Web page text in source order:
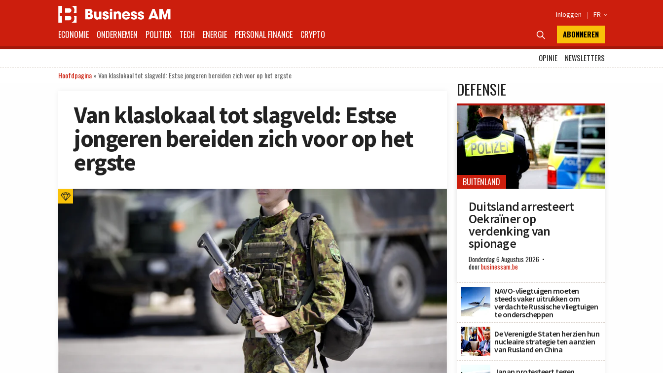
Inloggen | FR 
ECONOMIE ONDERNEMEN POLITIEK TECH ENERGIE PERSONAL FINANCE CRYPTO  ABONNEREN
OPINIE
NEWSLETTERS
Hoofdpagina»Van klaslokaal tot slagveld: Estse jongeren bereiden zich voor op het ergste
Van klaslokaal tot slagveld: Estse
jongeren bereiden zich voor op het
ergste
DEFENSIE
BUITENLAND
Duitsland arresteert
Oekraïner op
verdenking van
spionage
Donderdag 6 Augustus 2026
doorbusinessam.be
NAVO-vliegtuigen moeten
steeds vaker uitrukken om
verdachte Russische vliegtuigen
te onderscheppen
De Verenigde Staten herzien hun
nucleaire strategie ten aanzien
van Rusland en China